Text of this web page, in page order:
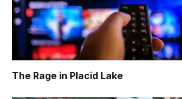
The Rage in Placid Lake